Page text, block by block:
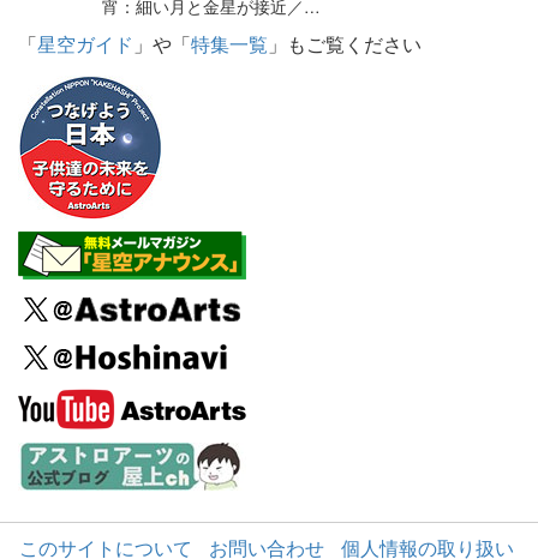
宵：細い月と金星が接近／…
「星空ガイド 」や「特集一覧 」もご覧ください
このサイトについて お問い合わせ 個人情報の取り扱い